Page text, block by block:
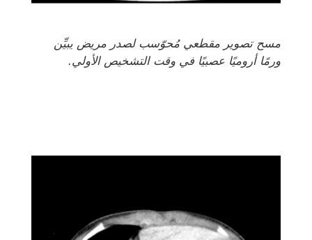
مسح تصوير مقطعي مُحوّسب لصدر مريض يبيِّن
ورمًا أروميًا عصبيًا في وقت التشخيص الأولي.